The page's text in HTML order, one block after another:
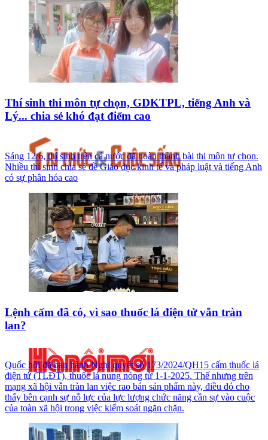
Thí sinh thi môn tự chọn, GDKTPL, tiếng Anh và
Lý... chia sẻ khó đạt điểm cao
Sáng 12/6, thí sinh trên cả nước đã hoàn thành bài thi môn tự chọn.
Nhiều thí sinh chia sẻ đề Giáo dục kinh tế và pháp luật và tiếng Anh
có sự phân hóa cao
Lệnh cấm đã có, vì sao thuốc lá điện tử vẫn tràn
lan?
Quốc hội đã ban hành Nghị quyết số 173/2024/QH15 cấm thuốc lá
điện tử (TLĐT), thuốc lá nung nóng từ 1-1-2025. Thế nhưng trên
mạng xã hội vẫn tràn lan việc rao bán sản phẩm này, điều đó cho
thấy bên cạnh sự nỗ lực của lực lượng chức năng cần sự vào cuộc
của toàn xã hội trong việc kiểm soát ngăn chặn.